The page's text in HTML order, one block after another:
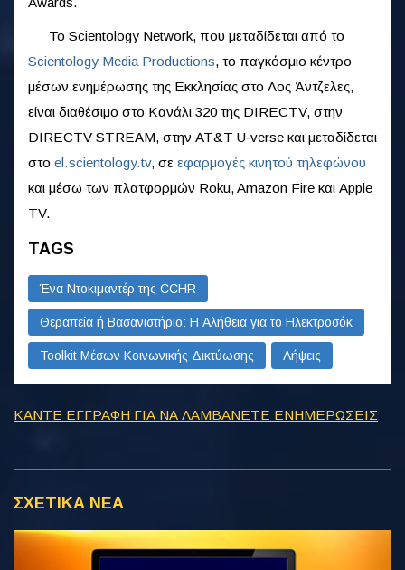
Το Scientology Network, που μεταδίδεται από το
Scientology Media Productions, το παγκόσμιο κέντρο
μέσων ενημέρωσης της Εκκλησίας στο Λος Άντζελες,
είναι διαθέσιμο στο Κανάλι 320 της DIRECTV, στην
DIRECTV STREAM, στην AT&T U‑verse και μεταδίδεται
στο el.scientology.tv, σε εφαρμογές κινητού τηλεφώνου
και μέσω των πλατφορμών Roku, Amazon Fire και Apple
TV.
TAGS
Ένα Ντοκιμαντέρ της CCHR
Θεραπεία ή Βασανιστήριο: Η Αλήθεια για το Ηλεκτροσόκ
Toolkit Μέσων Κοινωνικής Δικτύωσης Λήψεις
ΚΑΝΤΕ ΕΓΓΡΑΦΗ ΓΙΑ ΝΑ ΛΑΜΒΑΝΕΤΕ ΕΝΗΜΕΡΩΣΕΙΣ
ΣΧΕΤΙΚΑ ΝΕΑ